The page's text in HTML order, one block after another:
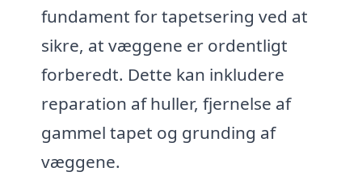
fundament for tapetsering ved at
sikre, at væggene er ordentligt
forberedt. Dette kan inkludere
reparation af huller, fjernelse af
gammel tapet og grunding af
væggene.